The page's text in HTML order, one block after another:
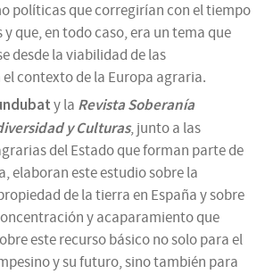
políticas que corregirían con el tiempo
que, en todo caso, era un tema que
desde la viabilidad de las
contexto de la Europa agraria.
y la Revista Soberanía
y Culturas, junto a las
del Estado que forman parte de
elaboran este estudio sobre la
de la tierra en España y sobre
y acaparamiento que
este recurso básico no solo para el
y su futuro, sino también para